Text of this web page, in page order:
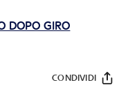
DOPO GIRO
CONDIVIDI